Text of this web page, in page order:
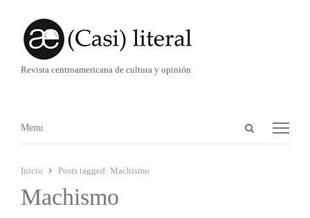
Revista centroamericana de cultura y opinión
Abrir
Menú
Menu
Inicio Posts tagged: Machismo
Machismo